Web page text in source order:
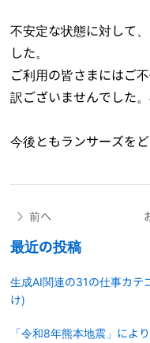
不安定な状態に対して
した。
ご利用の皆さまにはご
訳ございませんでした
今後ともランサーズを
前へ
最近の投稿
生成AI関連の31の仕事カテ
け)
「令和8年熊本地震」によ